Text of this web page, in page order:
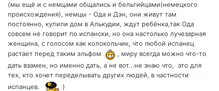
(мы ещё и с немцами общались и бельгийцами(немецкого
происхождения), немцы - Ода и Дэн, они живут там
постоянно, купили дом в Алькудии, ждут ребёнка,так Ода
совсем не говорит по испански, но она настолько лучезарная
женщина, с голосом как колокольчик, что любой испанец
растает перед таким эльфом
, миру всегда можно что-то
дать взамен, но именно дать, а не вот...не знаю что, это для
тех, кто хочет переделывать других людей, в частности
испанцев.
)